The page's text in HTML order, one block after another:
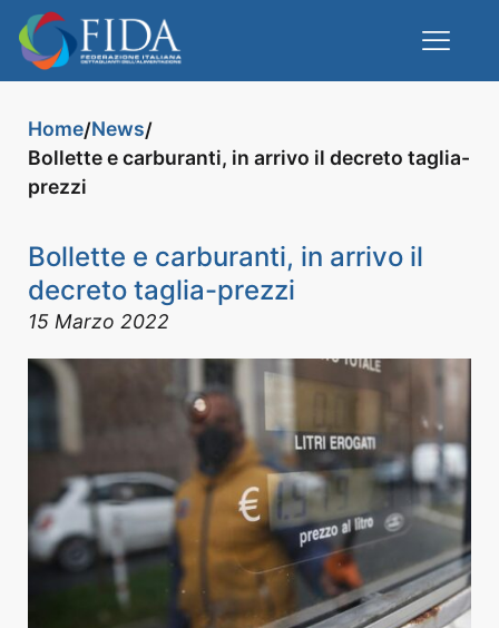
Home/News/
Bollette e carburanti, in arrivo il decreto taglia-
prezzi
Bollette e carburanti, in arrivo il
decreto taglia-prezzi
15 Marzo 2022